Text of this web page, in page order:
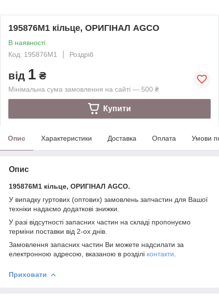
195876M1 кільце, ОРИГІНАЛ AGCO
В наявності
Код: 195876M1
Роздріб
від 1 ₴
Мінімальна сума замовлення на сайті — 500 ₴
Купити
Опис Характеристики Доставка Оплата Умови
Опис
195876M1 кільце, ОРИГІНАЛ AGCO.
У випадку гуртових (оптових) замовлень запчастин для Вашої
техніки надаємо додаткові знижки.
У разі відсутності запасних частин на складі пропонуємо
терміни поставки від 2-ох днів.
Замовлення запасних частин Ви можете надсилати за
електронною адресою, вказаною в розділі контакти
Приховати